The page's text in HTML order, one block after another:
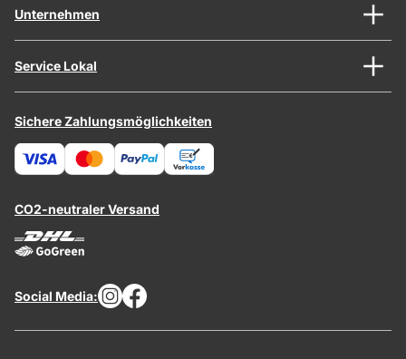
Unternehmen
Service Lokal
Sichere Zahlungsmöglichkeiten
CO2-neutraler Versand
Social Media: